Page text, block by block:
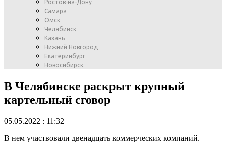
Ростов-на-Дону
Самара
Омск
Челябинск
Казань
Нижний Новгород
Екатеринбург
Новосибирск
В Челябинске раскрыт крупный
картельный сговор
05.05.2022 : 11:32
В нем участвовали двенадцать коммерческих компаний.